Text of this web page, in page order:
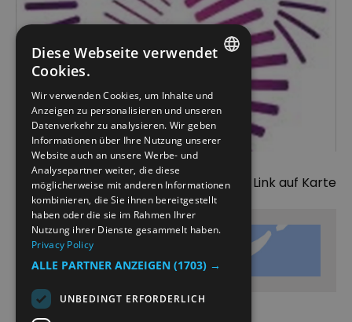
Karte Link auf Karte
NORWEGIAN
GERMAN
Diese Webseite verwendet
Cookies.
Wir verwenden Cookies, um Inhalte und
Anzeigen zu personalisieren und unseren
Datenverkehr zu analysieren. Wir geben
Informationen über Ihre Nutzung unserer
Website auch an unsere Werbe- und
Analysepartner weiter, die diese
möglicherweise mit anderen Informationen
kombinieren, die Sie ihnen bereitgestellt
haben oder die sie im Rahmen Ihrer
Nutzung ihrer Dienste gesammelt haben.
Privacy Policy
ALLE PARTNER ANZEIGEN (1703) →
UNBEDINGT ERFORDERLICH